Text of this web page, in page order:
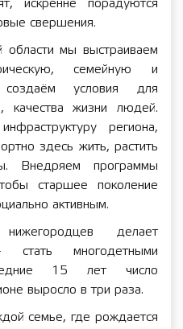
искренне порадуются
свершения.
области мы выстраиваем
семейную и
создаём условия для
качества жизни людей.
региона,
здесь жить, растить
Внедряем программы
старшее поколение
активным.
делает
многодетными
15 лет число
выросло в три раза.
семье, где рождается